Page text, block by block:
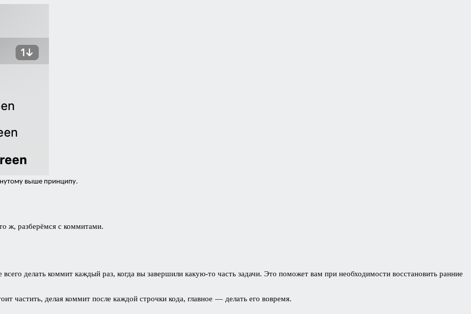
выше принципу.
ж, разберёмся с коммитами.
делать коммит каждый раз, когда вы завершили какую-то часть задачи. Это поможет вам при необходимости восстановить ранние
частить, делая коммит после каждой строчки кода, главное — делать его вовремя.